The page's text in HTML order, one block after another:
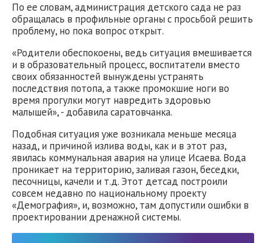
По ее словам, администрация детского сада не раз
обращалась в профильные органы с просьбой решить
проблему, но пока вопрос открыт.
«Родители обеспокоены, ведь ситуация вмешивается
и в образовательный процесс, воспитатели вместо
своих обязанностей вынуждены устранять
последствия потопа, а также промокшие ноги во
время прогулки могут навредить здоровью
малышей», - добавила саратовчанка.
Подобная ситуация уже возникала меньше месяца
назад, и причиной излива воды, как и в этот раз,
явилась коммунальная авария на улице Исаева. Вода
проникает на территорию, заливая газон, беседки,
песочницы, качели и т.д. Этот детсад построили
совсем недавно по национальному проекту
«Демография», и, возможно, там допустили ошибки в
проектировании дренажной системы.